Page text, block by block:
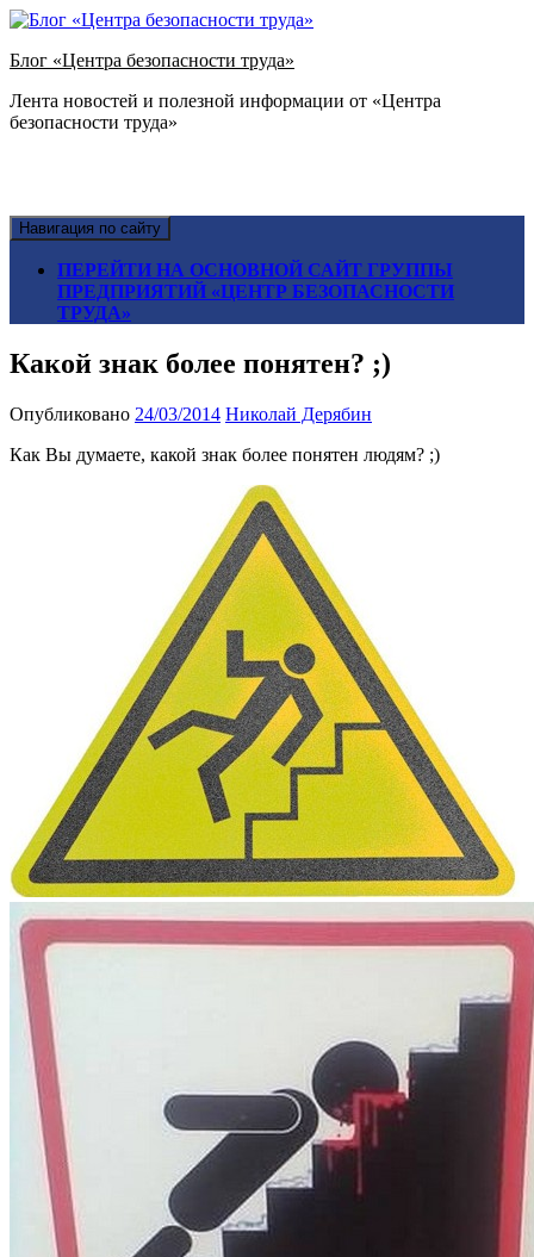
Блог «Центра безопасности труда»
Лента новостей и полезной информации от «Центра
безопасности труда»
Навигация по сайту
ПЕРЕЙТИ НА ОСНОВНОЙ САЙТ ГРУППЫ
ПРЕДПРИЯТИЙ «ЦЕНТР БЕЗОПАСНОСТИ
ТРУДА»
Какой знак более понятен? ;)
Опубликовано 24/03/2014 Николай Дерябин
Как Вы думаете, какой знак более понятен людям? ;)